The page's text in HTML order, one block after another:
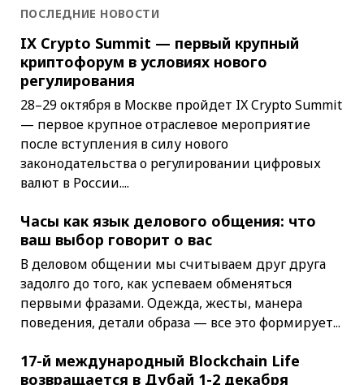
ПОСЛЕДНИЕ НОВОСТИ
IX Crypto Summit — первый крупный
криптофорум в условиях нового
регулирования
28–29 октября в Москве пройдет IX Crypto Summit
— первое крупное отраслевое мероприятие
после вступления в силу нового
законодательства о регулировании цифровых
валют в России....
Часы как язык делового общения: что
ваш выбор говорит о вас
В деловом общении мы считываем друг друга
задолго до того, как успеваем обменяться
первыми фразами. Одежда, жесты, манера
поведения, детали образа — все это формирует...
17-й международный Blockchain Life
возвращается в Дубай 1-2 декабря